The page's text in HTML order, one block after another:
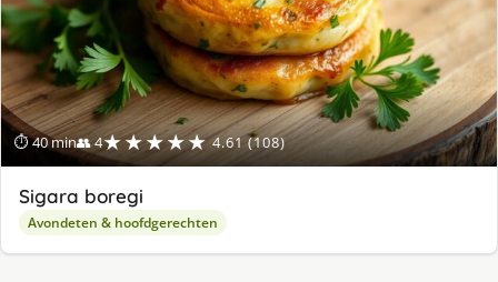
⏱ 40 min👥 4★★★★★ 4.61 (108)
Sigara boregi
Avondeten & hoofdgerechten